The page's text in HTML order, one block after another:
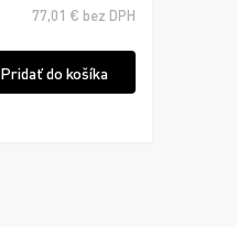
77,01 € bez DPH
Pridať do košíka